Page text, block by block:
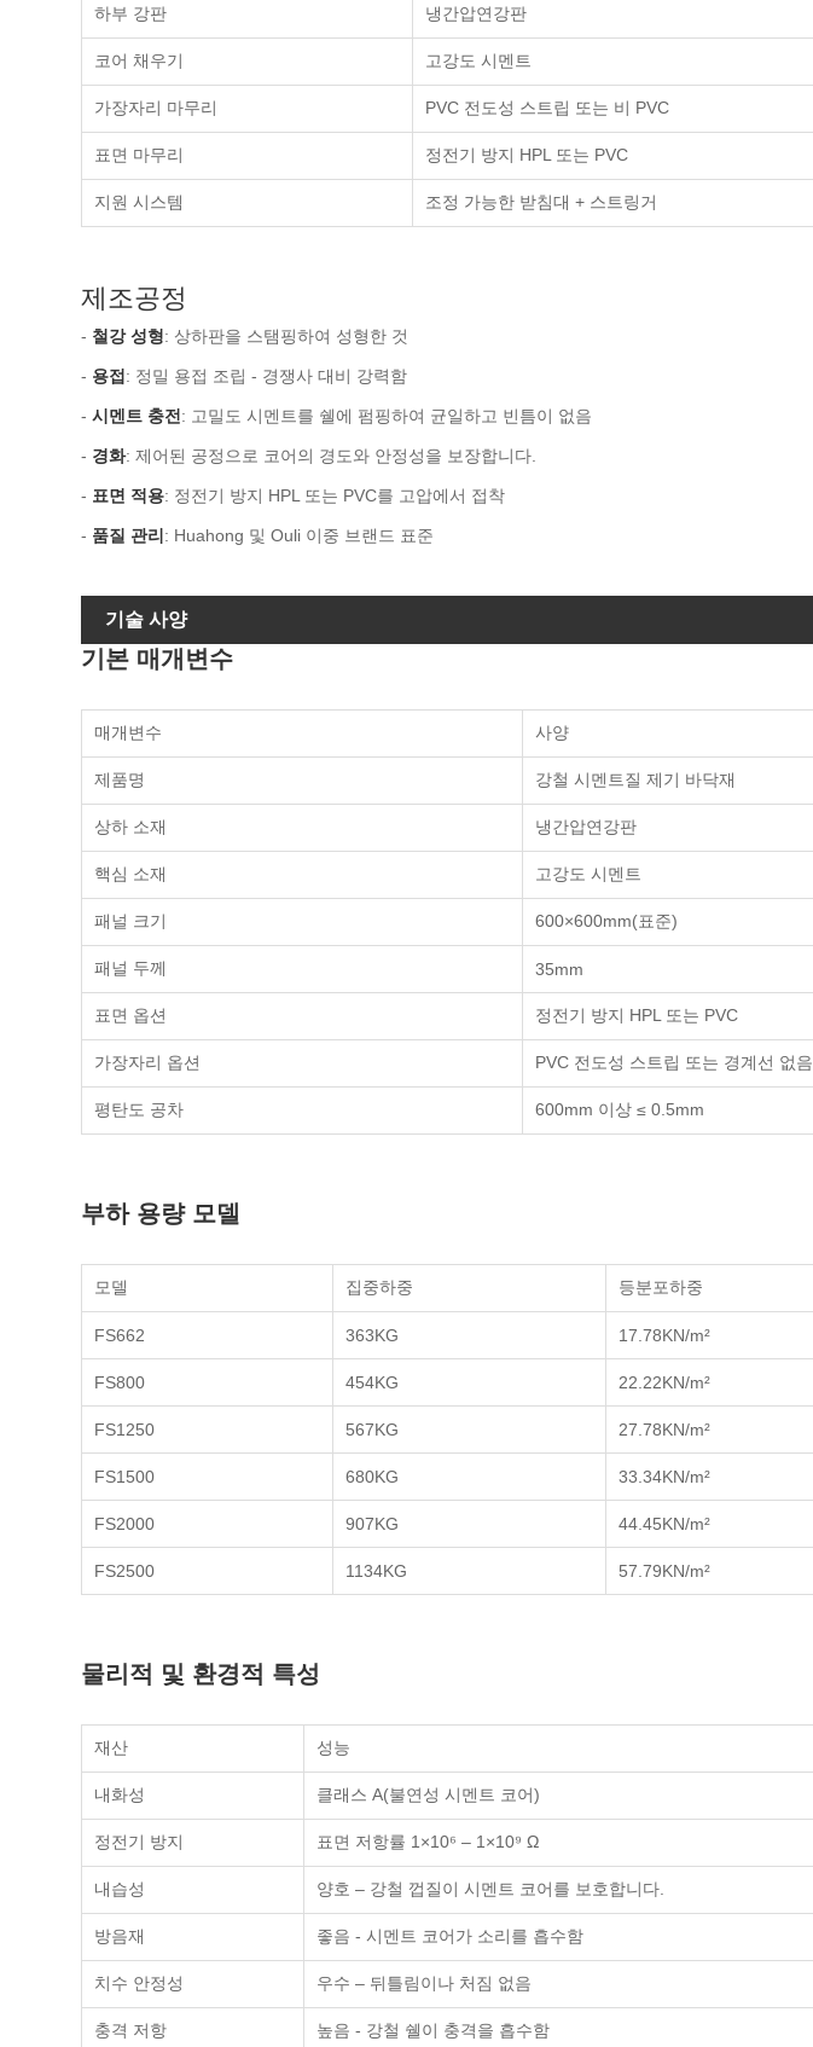
하부 강판 냉간압연강판
코어 채우기 고강도 시멘트
가장자리 마무리 PVC 전도성 스트립 또는 비 PVC
표면 마무리 정전기 방지 HPL 또는 PVC
지원 시스템 조정 가능한 받침대 + 스트링거
제조공정
- 철강 성형: 상하판을 스탬핑하여 성형한 것
- 용접 : 정밀 용접 조립 - 경쟁사 대비 강력함
-시멘트 충전 : 고밀도 시멘트를 쉘에 펌핑하여 균일하고 빈틈이 없음
- 경화: 제어된 공정으로 코어의 경도와 안정성을 보장합니다.
- 표면 적용: 정전기 방지 HPL 또는 PVC를 고압에서 접착
- 품질 관리 : Huahong 및 Ouli 이중 브랜드 표준
기술 사양
기본 매개변수
매개변수 사양
제품명 강철 시멘트질 제기 바닥재
상하 소재 냉간압연강판
핵심 소재 고강도 시멘트
패널 크기 600×600mm(표준)
패널 두께 35mm
표면 옵션 정전기 방지 HPL 또는 PVC
가장자리 옵션 PVC 전도성 스트립 또는 경계선 없음
평탄도 공차 600mm 이상 ≤ 0.5mm
부하 용량 모델
모델 집중하중 등분포하중
FS662 363KG 17.78KN/m²
FS800 454KG 22.22KN/m²
FS1250 567KG 27.78KN/m²
FS1500 680KG 33.34KN/m²
FS2000 907KG 44.45KN/m²
FS2500 1134KG 57.79KN/m²
물리적 및 환경적 특성
재산 성능
내화성 클래스 A(불연성 시멘트 코어)
정전기 방지 표면 저항률 1×10⁶ – 1×10⁹ Ω
내습성 양호 – 강철 껍질이 시멘트 코어를 보호합니다.
방음재 좋음 - 시멘트 코어가 소리를 흡수함
치수 안정성 우수 – 뒤틀림이나 처짐 없음
충격 저항 높음 - 강철 쉘이 충격을 흡수함